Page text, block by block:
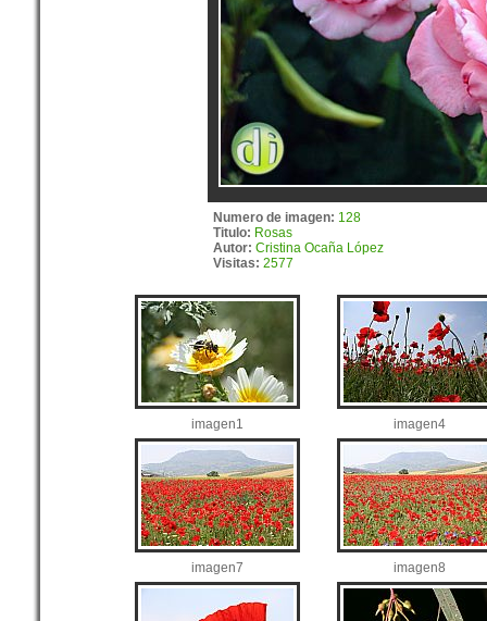
Numero de imagen: 128
Titulo: Rosas
Autor: Cristina Ocaña López
Visitas: 2577
imagen1 imagen4
imagen7 imagen8